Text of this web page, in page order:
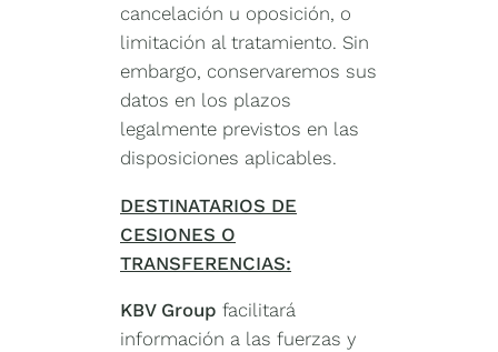
cancelación u oposición, o
limitación al tratamiento. Sin
embargo, conservaremos sus
datos en los plazos
legalmente previstos en las
disposiciones aplicables.
DESTINATARIOS DE
CESIONES O
TRANSFERENCIAS:
KBV Group facilitará
información a las fuerzas y